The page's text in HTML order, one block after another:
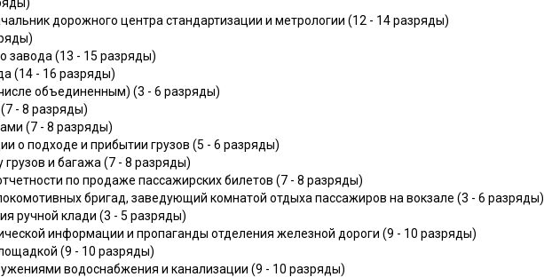
дорожного центра стандартизации и метрологии (12 - 14 разряды)
завода (13 - 15 разряды)
(14 - 16 разряды)
объединенным) (3 - 6 разряды)
- 8 разряды)
(7 - 8 разряды)
о подходе и прибытии грузов (5 - 6 разряды)
и багажа (7 - 8 разряды)
по продаже пассажирских билетов (7 - 8 разряды)
бригад, заведующий комнатой отдыха пассажиров на вокзале (3 - 6 разряды)
ручной клади (3 - 5 разряды)
информации и пропаганды отделения железной дороги (9 - 10 разряды)
(9 - 10 разряды)
водоснабжения и канализации (9 - 10 разряды)